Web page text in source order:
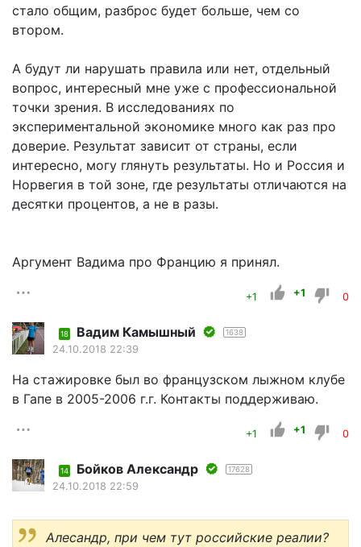
стало общим, разброс будет больше, чем со
втором.
А будут ли нарушать правила или нет, отдельный
вопрос, интересный мне уже с профессиональной
точки зрения. В исследованиях по
экспериментальной экономике много как раз про
доверие. Результат зависит от страны, если
интересно, могу глянуть результаты. Но и Россия и
Норвегия в той зоне, где результаты отличаются на
десятки процентов, а не в разы.
Аргумент Вадима про Францию я принял.
+1 +1 0
18 Вадим Камышный 1638
24.10.2018 22:39
На стажировке был во французском лыжном клубе
в Гапе в 2005-2006 г.г. Контакты поддерживаю.
+1 +1 0
14 Бойков Александр 17628
24.10.2018 22:59
Алесандр, при чем тут российские реалии?